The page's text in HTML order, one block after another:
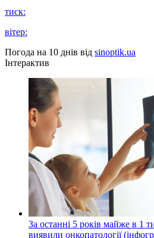
тиск:
вітер:
Погода на 10 днів від sinoptik.ua
Інтерактив
За останні 5 років майже в 1
виявили онкопатології